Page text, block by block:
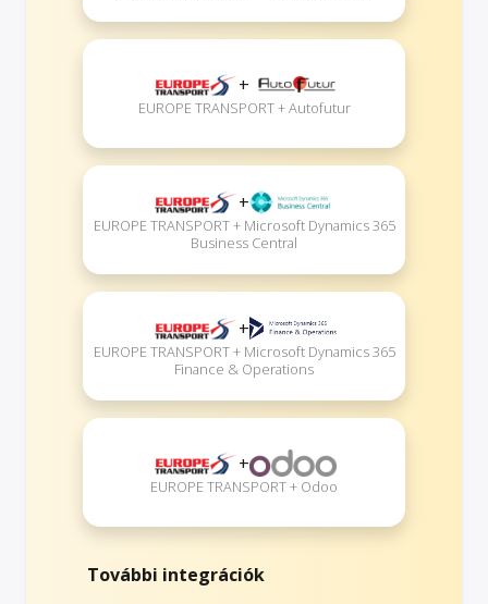
+
EUROPE TRANSPORT + Autofutur
+
EUROPE TRANSPORT + Microsoft Dynamics 365
Business Central
+
EUROPE TRANSPORT + Microsoft Dynamics 365
Finance & Operations
+
EUROPE TRANSPORT + Odoo
További integrációk